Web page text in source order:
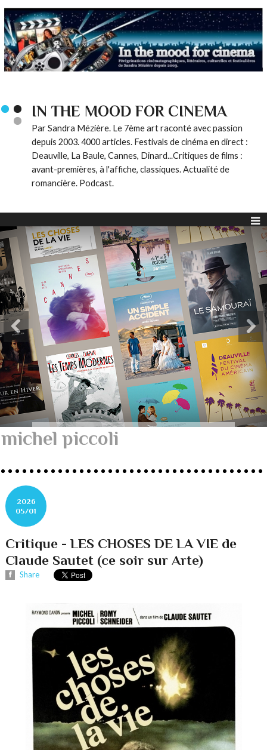
IN THE MOOD FOR CINEMA
Par Sandra Mézière. Le 7ème art raconté avec passion
depuis 2003. 4000 articles. Festivals de cinéma en direct :
Deauville, La Baule, Cannes, Dinard...Critiques de films :
avant-premières, à l'affiche, classiques. Actualité de
romancière. Podcast.
michel piccoli
2026
05/01
Critique - LES CHOSES DE LA VIE de
Claude Sautet (ce soir sur Arte)
Share